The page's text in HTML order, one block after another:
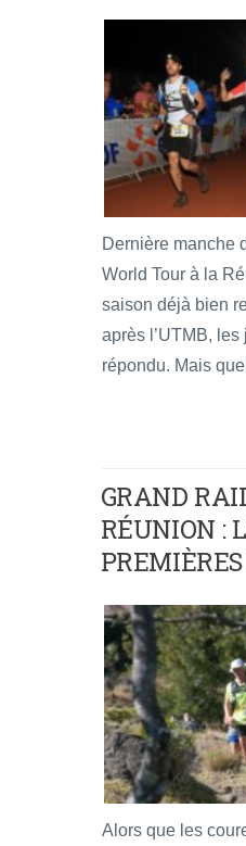
Dernière manche
World Tour à la
saison déjà bien
après l’UTMB, les
répondu. Mais
GRAND
RÉUNION :
Alors que les